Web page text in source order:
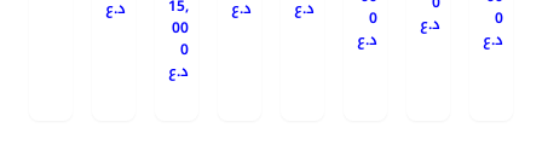
0
د.ع
د.ع
0
د.ع
د.ع
د.ع
15,
00
0
د.ع
د.ع